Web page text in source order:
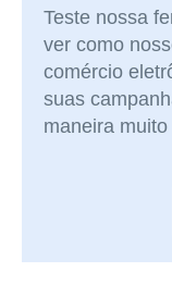
Teste nossa
ver como
comércio
suas
maneira muito